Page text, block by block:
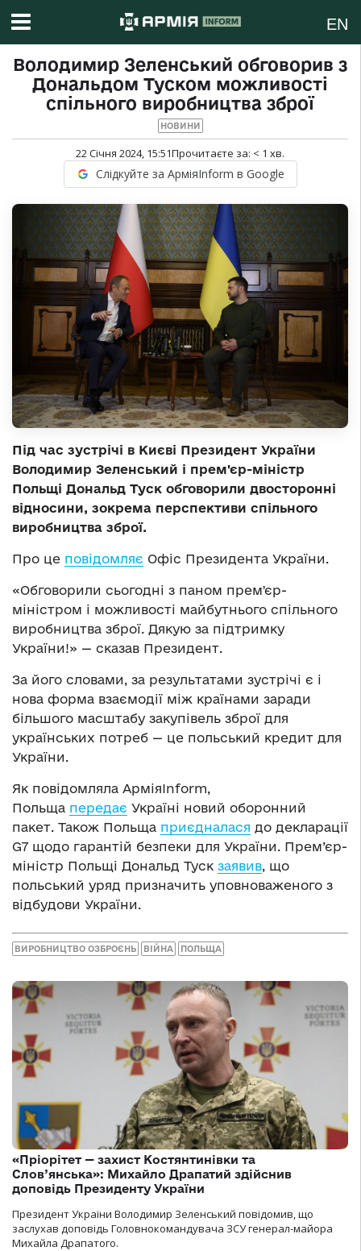
EN
Володимир Зеленський обговорив з
Дональдом Туском можливості
спільного виробництва зброї
НОВИНИ
22 Січня 2024, 15:51Прочитаєте за: < 1 хв.
Слідкуйте за АрміяInform в Google
Під час зустрічі в Києві Президент України
Володимир Зеленський і прем'єр-міністр
Польщі Дональд Туск обговорили двосторонні
відносини, зокрема перспективи спільного
виробництва зброї.
Про це повідомляє Офіс Президента України.
«Обговорили сьогодні з паном премʼєр-
міністром і можливості майбутнього спільного
виробництва зброї. Дякую за підтримку
України!» — сказав Президент.
За його словами, за результатами зустрічі є і
нова форма взаємодії між країнами заради
більшого масштабу закупівель зброї для
українських потреб — це польський кредит для
України.
Як повідомляла АрміяInform,
Польща передає Україні новий оборонний
пакет. Також Польща приєдналася до декларації
G7 щодо гарантій безпеки для України. Прем’єр-
міністр Польщі Дональд Туск заявив, що
польський уряд призначить уповноваженого з
відбудови України.
ВИРОБНИЦТВО ОЗБРОЄНЬ ВІЙНА ПОЛЬЩА
«Пріорітет — захист Костянтинівки та
Слов’янська»: Михайло Драпатий здійснив
доповідь Президенту України
Президент України Володимир Зеленський повідомив, що
заслухав доповідь Головнокомандувача ЗСУ генерал-майора
Михайла Драпатого.